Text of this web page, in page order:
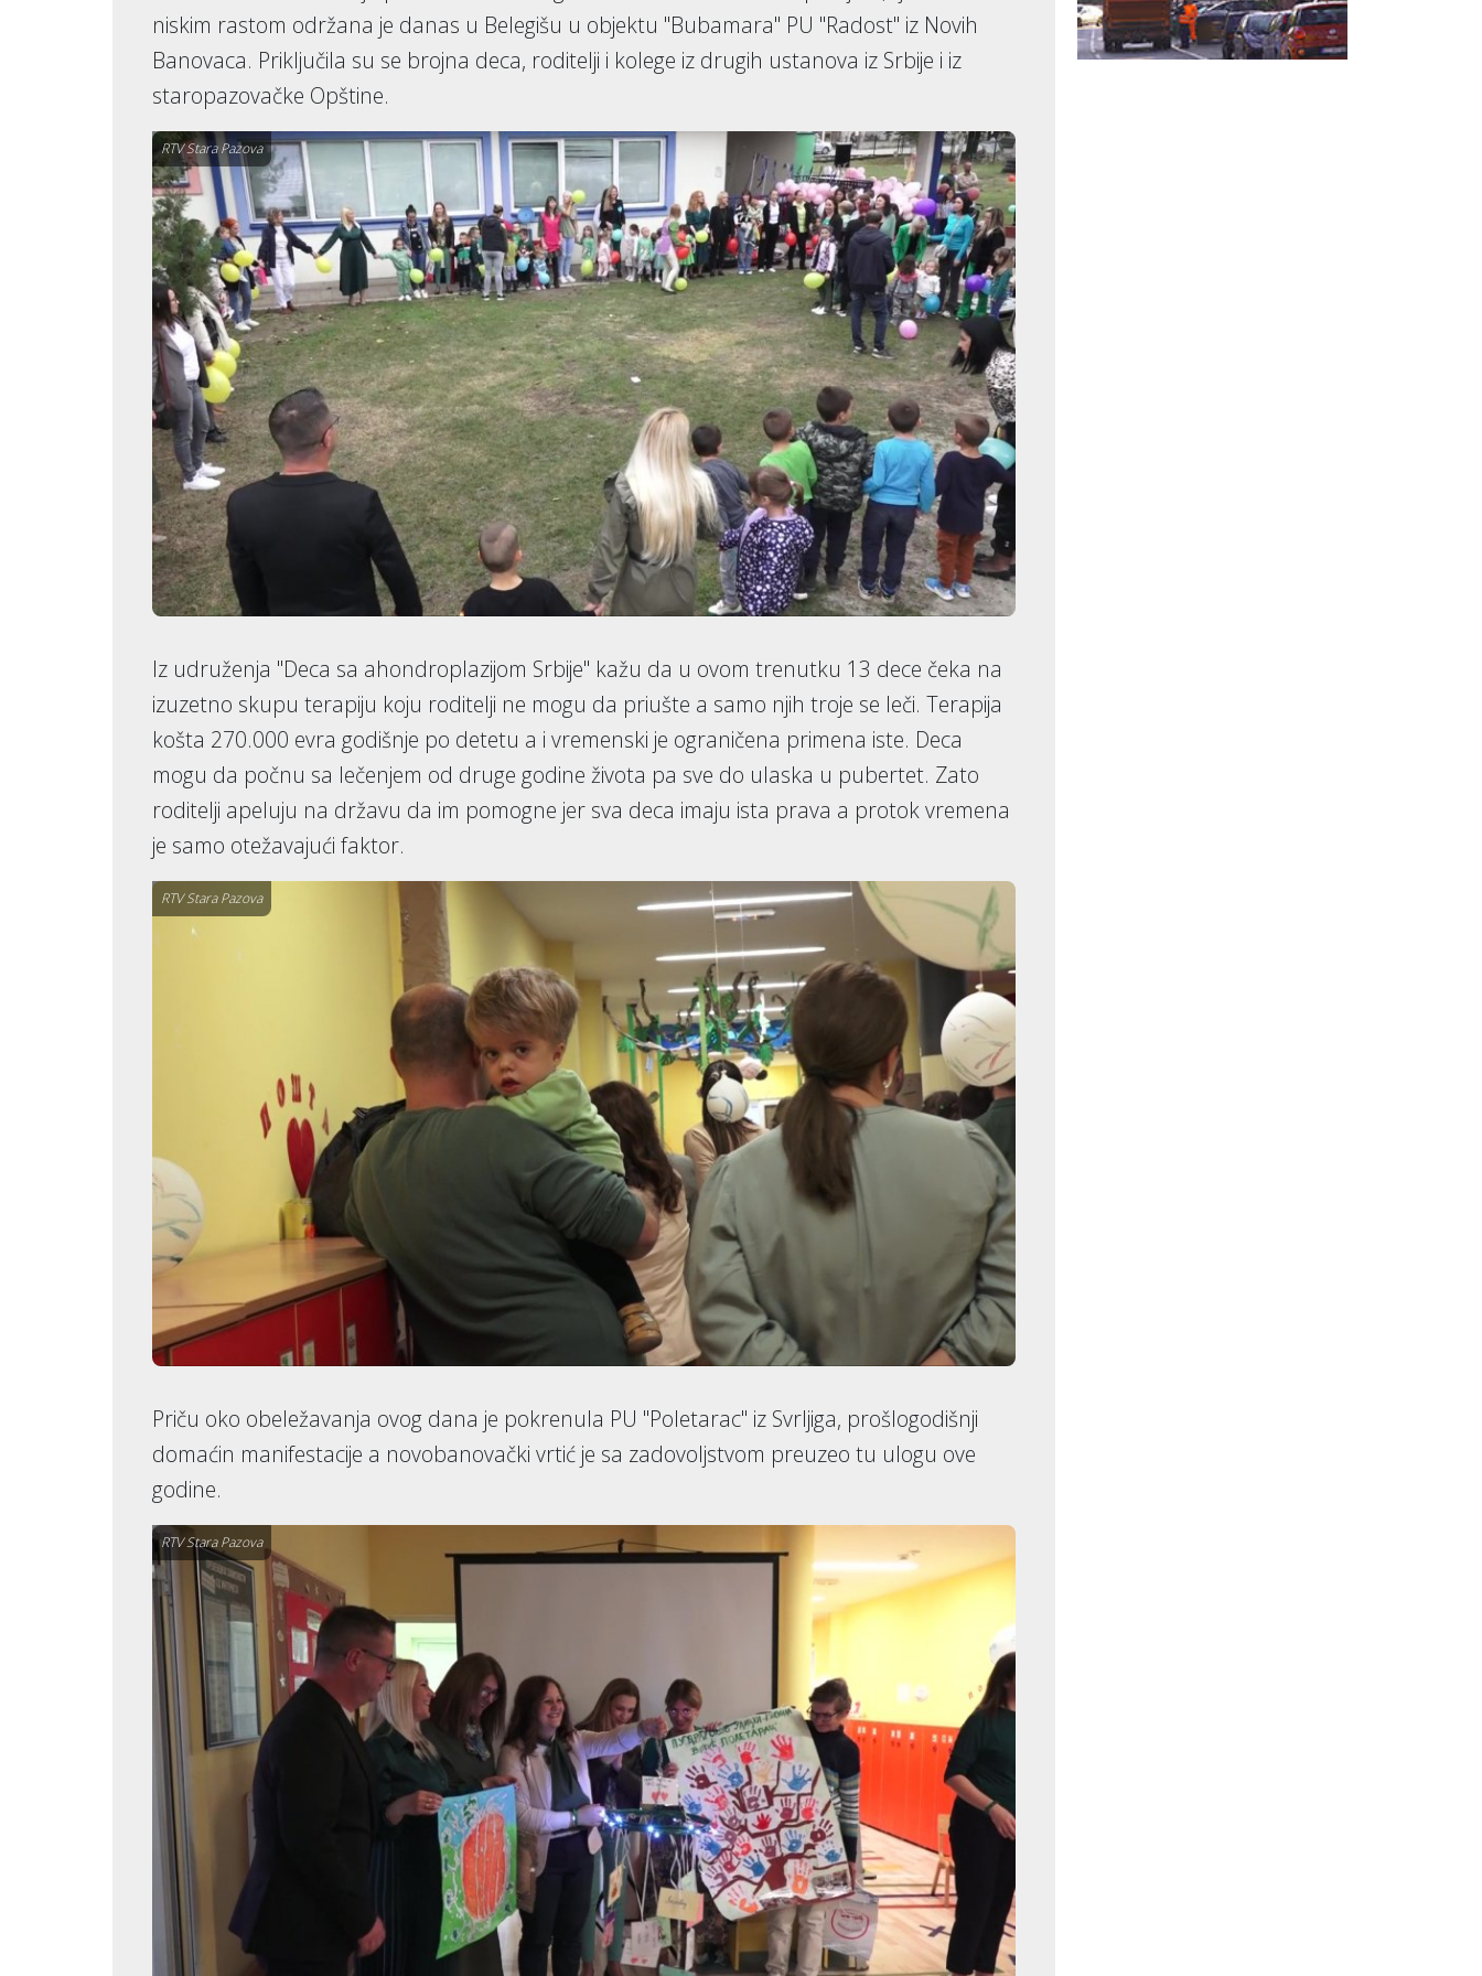
niskim rastom održana je danas u Belegišu u objektu "Bubamara" PU "Radost" iz Novih
Banovaca. Priključila su se brojna deca, roditelji i kolege iz drugih ustanova iz Srbije i iz
staropazovačke Opštine.
RTV Stara Pazova
Iz udruženja "Deca sa ahondroplazijom Srbije" kažu da u ovom trenutku 13 dece čeka na
izuzetno skupu terapiju koju roditelji ne mogu da priušte a samo njih troje se leči. Terapija
košta 270.000 evra godišnje po detetu a i vremenski je ograničena primena iste. Deca
mogu da počnu sa lečenjem od druge godine života pa sve do ulaska u pubertet. Zato
roditelji apeluju na državu da im pomogne jer sva deca imaju ista prava a protok vremena
je samo otežavajući faktor.
RTV Stara Pazova
Priču oko obeležavanja ovog dana je pokrenula PU "Poletarac" iz Svrljiga, prošlogodišnji
domaćin manifestacije a novobanovački vrtić je sa zadovoljstvom preuzeo tu ulogu ove
godine.
RTV Stara Pazova